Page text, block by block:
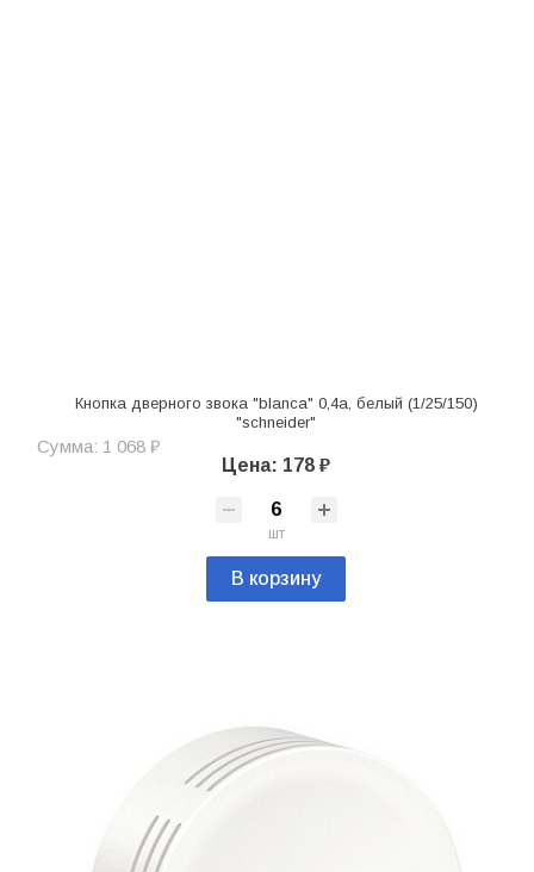
Кнопка дверного звока "blanca" 0,4а, белый (1/25/150)
"schneider"
Сумма: 1 068 ₽
Цена: 178 ₽
шт
В корзину